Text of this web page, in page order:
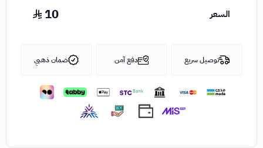
السعر 10
توصيل سريع دفع آمن ضمان ذهبي